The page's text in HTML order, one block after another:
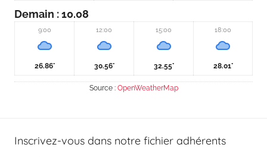
Demain : 10.08
9:00
26.86°
12:00
30.56°
15:00
32.55°
18:00
28.01°
Source : OpenWeatherMap
Inscrivez-vous dans notre fichier adhérents